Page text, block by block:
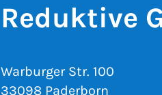
Reduktive
Warburger Str. 100
33098 Paderborn